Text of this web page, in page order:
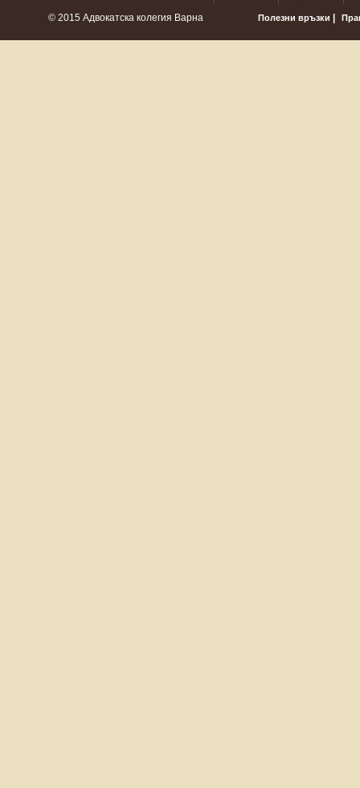
© 2015 Адвокатска колегия Варна Полезни връзки